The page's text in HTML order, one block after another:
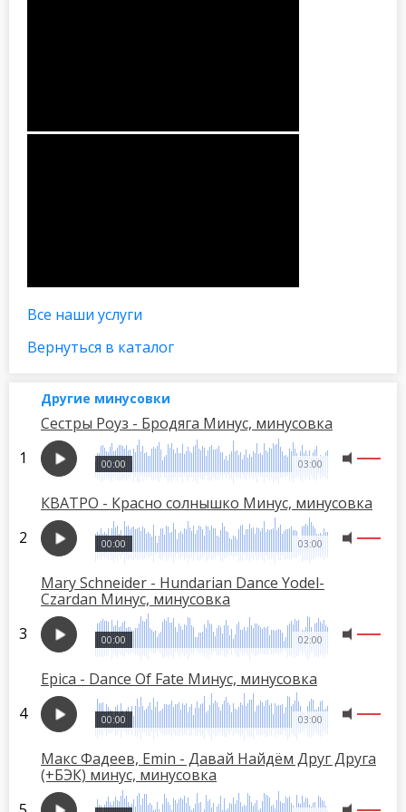
Все наши услуги
Вернуться в каталог
Другие минусовки
Сестры Роуз - Бродяга Минус, минусовка
03:00
00:00
КВАТРО - Красно солнышко Минус, минусовка
03:00
00:00
Mary Schneider - Hundarian Dance Yodel-
Czardan Минус, минусовка
02:00
00:00
Epica - Dance Of Fate Минус, минусовка
03:00
00:00
Макс Фадеев, Emin - Давай Найдём Друг Друга
(+БЭК) минус, минусовка